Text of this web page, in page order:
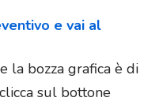
e vai al
la bozza grafica è di
sul bottone